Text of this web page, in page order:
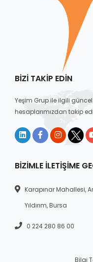
BIZI TAKIP EDIN
Yeşim Grup ile ilgili
hesaplarımızdan takip
BIZIMLE İLETIŞIME
Karapınar Mahallesi,
Yıldırım, Bursa
0 224 280 86 00
Bilgi